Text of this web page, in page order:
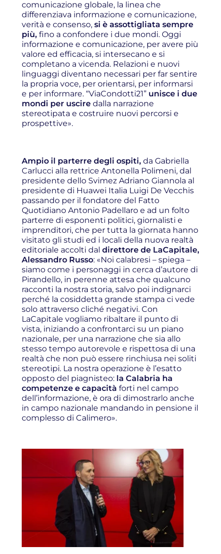
comunicazione globale, la linea che
differenziava informazione e comunicazione,
verità e consenso, si è assottigliata sempre
più, fino a confondere i due mondi. Oggi
informazione e comunicazione, per avere più
valore ed efficacia, si intersecano e si
completano a vicenda. Relazioni e nuovi
linguaggi diventano necessari per far sentire
la propria voce, per orientarsi, per informarsi
e per informare. “ViaCondotti21” unisce i due
mondi per uscire dalla narrazione
stereotipata e costruire nuovi percorsi e
prospettive».
Ampio il parterre degli ospiti, da Gabriella
Carlucci alla rettrice Antonella Polimeni, dal
presidente dello Svimez Adriano Giannola al
presidente di Huawei Italia Luigi De Vecchis
passando per il fondatore del Fatto
Quotidiano Antonio Padellaro e ad un folto
parterre di esponenti politici, giornalisti e
imprenditori, che per tutta la giornata hanno
visitato gli studi ed i locali della nuova realtà
editoriale accolti dal direttore de LaCapitale,
Alessandro Russo: «Noi calabresi – spiega –
siamo come i personaggi in cerca d’autore di
Pirandello, in perenne attesa che qualcuno
racconti la nostra storia, salvo poi indignarci
perché la cosiddetta grande stampa ci vede
solo attraverso cliché negativi. Con
LaCapitale vogliamo ribaltare il punto di
vista, iniziando a confrontarci su un piano
nazionale, per una narrazione che sia allo
stesso tempo autorevole e rispettosa di una
realtà che non può essere rinchiusa nei soliti
stereotipi. La nostra operazione è l’esatto
opposto del piagnisteo: la Calabria ha
competenze e capacità forti nel campo
dell’informazione, è ora di dimostrarlo anche
in campo nazionale mandando in pensione il
complesso di Calimero».